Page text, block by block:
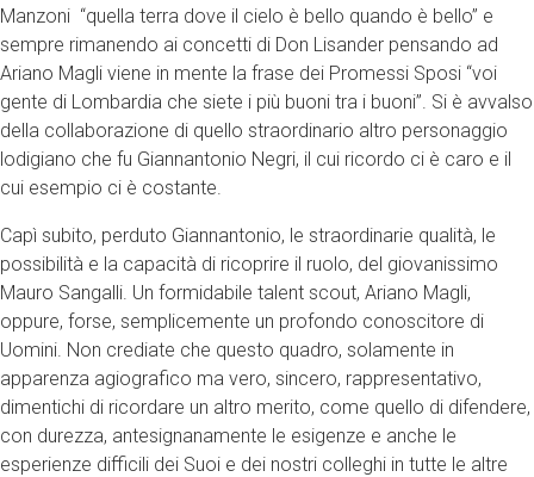
Manzoni “quella terra dove il cielo è bello quando è bello” e
sempre rimanendo ai concetti di Don Lisander pensando ad
Ariano Magli viene in mente la frase dei Promessi Sposi “voi
gente di Lombardia che siete i più buoni tra i buoni”. Si è avvalso
della collaborazione di quello straordinario altro personaggio
lodigiano che fu Giannantonio Negri, il cui ricordo ci è caro e il
cui esempio ci è costante.
Capì subito, perduto Giannantonio, le straordinarie qualità, le
possibilità e la capacità di ricoprire il ruolo, del giovanissimo
Mauro Sangalli. Un formidabile talent scout, Ariano Magli,
oppure, forse, semplicemente un profondo conoscitore di
Uomini. Non crediate che questo quadro, solamente in
apparenza agiografico ma vero, sincero, rappresentativo,
dimentichi di ricordare un altro merito, come quello di difendere,
con durezza, antesignanamente le esigenze e anche le
esperienze difficili dei Suoi e dei nostri colleghi in tutte le altre